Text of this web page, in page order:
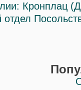
Кронплац
отдел